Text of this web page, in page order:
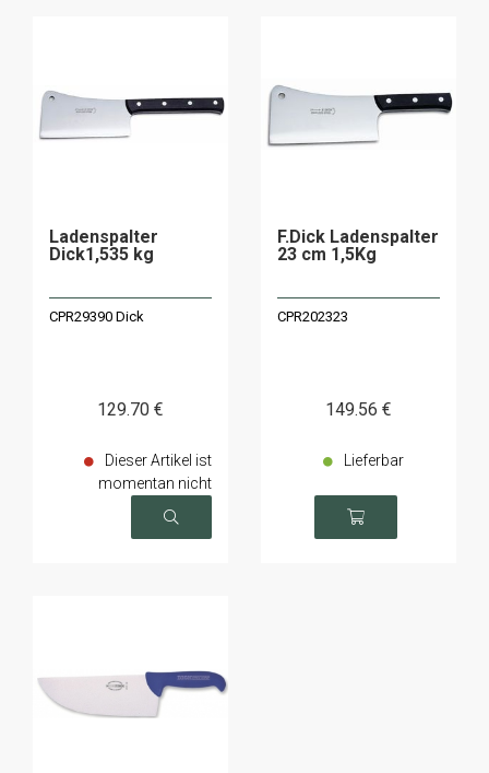
Ladenspalter
Dick1,535 kg
CPR29390 Dick
129.70 €
Dieser Artikel ist
momentan nicht
verfügbar
F.Dick Ladenspalter
23 cm 1,5Kg
CPR202323
149.56 €
Lieferbar